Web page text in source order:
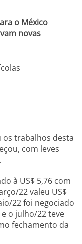
o México
novas
os trabalhos desta
com leves
à US$ 5,76 com
22 valeu US$
22 foi negociado
o julho/22 teve
fechamento da